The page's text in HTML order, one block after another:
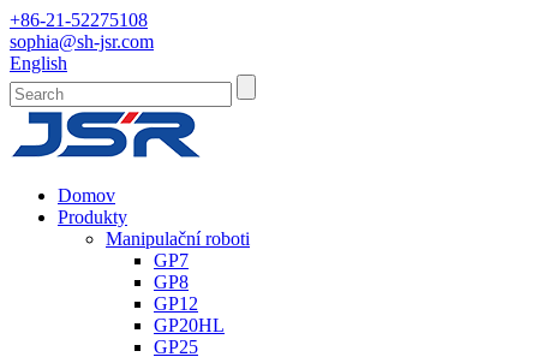
+86-21-52275108
sophia@sh-jsr.com
English
Domov
Produkty
Manipulační roboti
GP7
GP8
GP12
GP20HL
GP25